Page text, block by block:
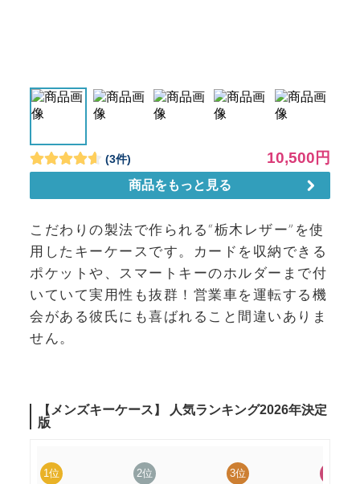
こだわりの製法で作られる“栃木レザー”を使
用したキーケースです。カードを収納できる
ポケットや、スマートキーのホルダーまで付
いていて実用性も抜群！営業車を運転する機
会がある彼氏にも喜ばれること間違いありま
せん。